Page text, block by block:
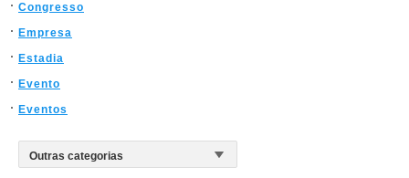
Congresso
Empresa
Estadia
Evento
Eventos